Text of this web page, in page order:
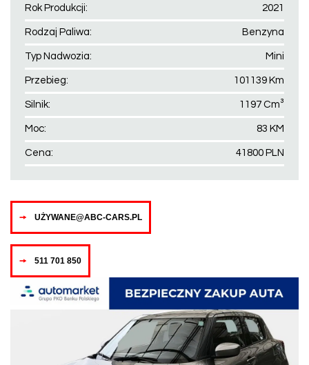
Rok Produkcji: 2021
Rodzaj Paliwa: Benzyna
Typ Nadwozia: Mini
Przebieg: 101139 Km
Silnik: 1197 Cm³
Moc: 83 KM
Cena: 41800 PLN
UŻYWANE@ABC-CARS.PL
511 701 850